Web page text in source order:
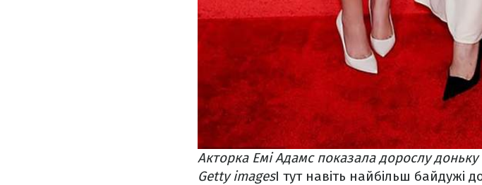
Акторка Емі Адамс показала дорослу
Getty imagesІ тут навіть найбільш байдужі